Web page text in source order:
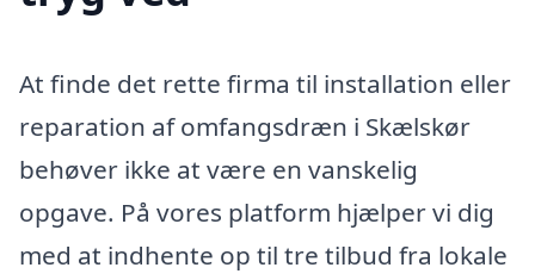
At finde det rette firma til installation eller
reparation af omfangsdræn i Skælskør
behøver ikke at være en vanskelig
opgave. På vores platform hjælper vi dig
med at indhente op til tre tilbud fra lokale